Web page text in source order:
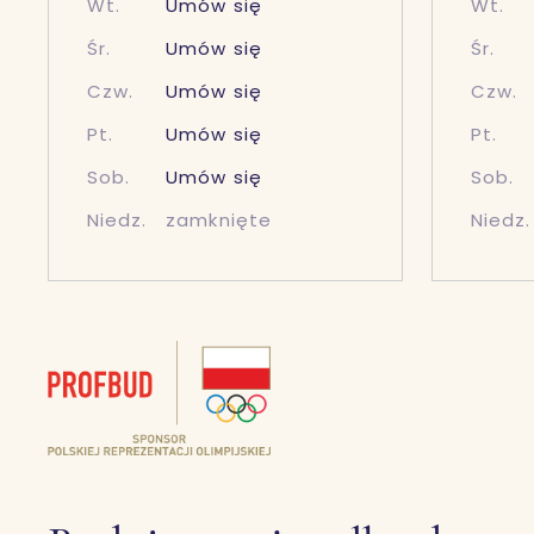
Wt.
Umów się
Śr.
Umów się
Czw.
Umów się
Pt.
Umów się
Sob.
Umów się
Niedz.
zamknięte
Wt.
Śr.
Czw.
Pt.
Sob.
Niedz.